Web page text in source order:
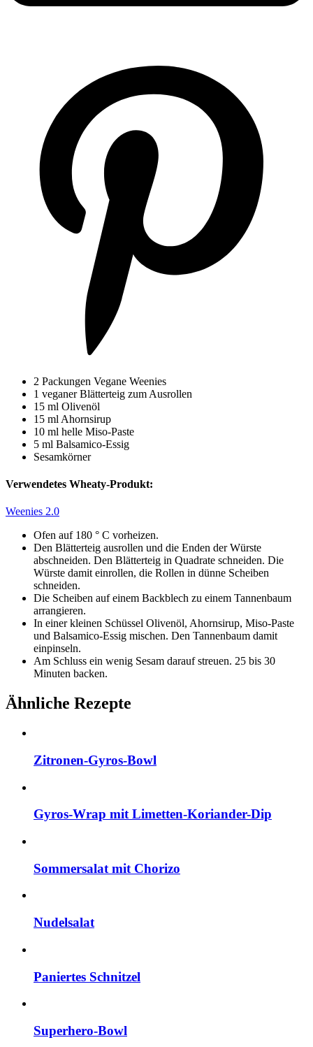
2 Packungen Vegane Weenies
1 veganer Blätterteig zum Ausrollen
15 ml Olivenöl
15 ml Ahornsirup
10 ml helle Miso-Paste
5 ml Balsamico-Essig
Sesamkörner
Verwendetes Wheaty-Produkt:
Weenies 2.0
Ofen auf 180 ° C vorheizen.
Den Blätterteig ausrollen und die Enden der Würste
abschneiden. Den Blätterteig in Quadrate schneiden. Die
Würste damit einrollen, die Rollen in dünne Scheiben
schneiden.
Die Scheiben auf einem Backblech zu einem Tannenbaum
arrangieren.
In einer kleinen Schüssel Olivenöl, Ahornsirup, Miso-Paste
und Balsamico-Essig mischen. Den Tannenbaum damit
einpinseln.
Am Schluss ein wenig Sesam darauf streuen. 25 bis 30
Minuten backen.
Ähnliche Rezepte
Zitronen-Gyros-Bowl
Gyros-Wrap mit Limetten-Koriander-Dip
Sommersalat mit Chorizo
Nudelsalat
Paniertes Schnitzel
Superhero-Bowl